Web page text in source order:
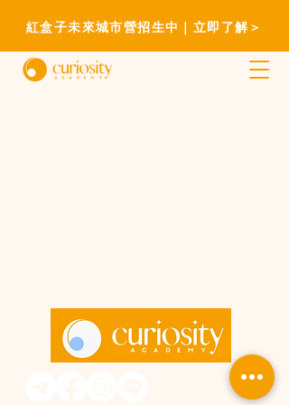
紅盒子未來城市營招生中｜立即了解＞